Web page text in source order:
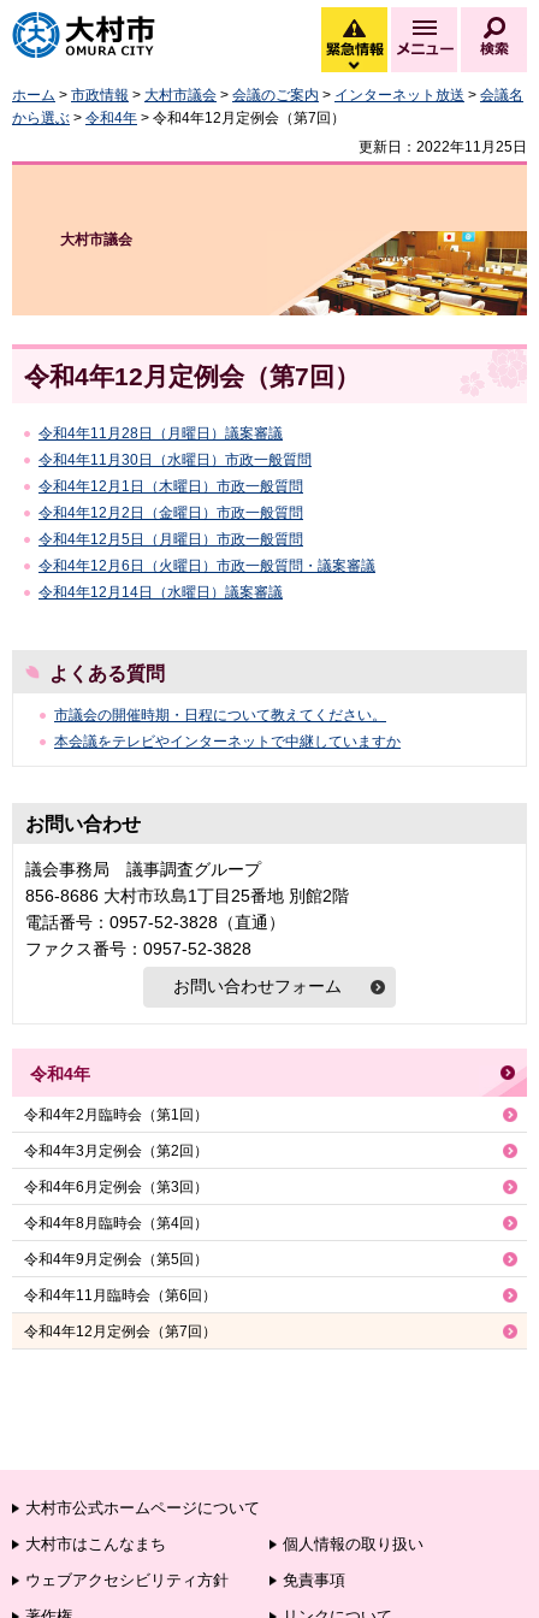
大村市
緊急情報
緊急情報を開く
メニュー
ホーム > 市政情報 > 大村市議会 > 会議のご案内 > インターネット放送 > 会議名
から選ぶ > 令和4年 > 令和4年12月定例会（第7回）
更新日：2022年11月25日
大村市議会
令和4年12月定例会（第7回）
令和4年11月28日（月曜日）議案審議
令和4年11月30日（水曜日）市政一般質問
令和4年12月1日（木曜日）市政一般質問
令和4年12月2日（金曜日）市政一般質問
令和4年12月5日（月曜日）市政一般質問
令和4年12月6日（火曜日）市政一般質問・議案審議
令和4年12月14日（水曜日）議案審議
よくある質問
市議会の開催時期・日程について教えてください。
本会議をテレビやインターネットで中継していますか
お問い合わせ
議会事務局 議事調査グループ
856-8686 大村市玖島1丁目25番地 別館2階
電話番号：0957-52-3828（直通）
ファクス番号：0957-52-3828
令和4年
令和4年2月臨時会（第1回）
令和4年3月定例会（第2回）
令和4年6月定例会（第3回）
令和4年8月臨時会（第4回）
令和4年9月定例会（第5回）
令和4年11月臨時会（第6回）
令和4年12月定例会（第7回）
大村市公式ホームページについて
大村市はこんなまち
個人情報の取り扱い
ウェブアクセシビリティ方針
免責事項